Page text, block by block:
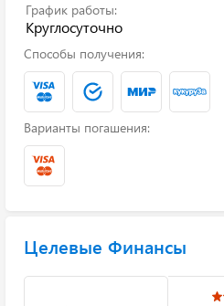
График работы:
Круглосуточно
Способы получения:
Варианты погашения:
Целевые Финансы